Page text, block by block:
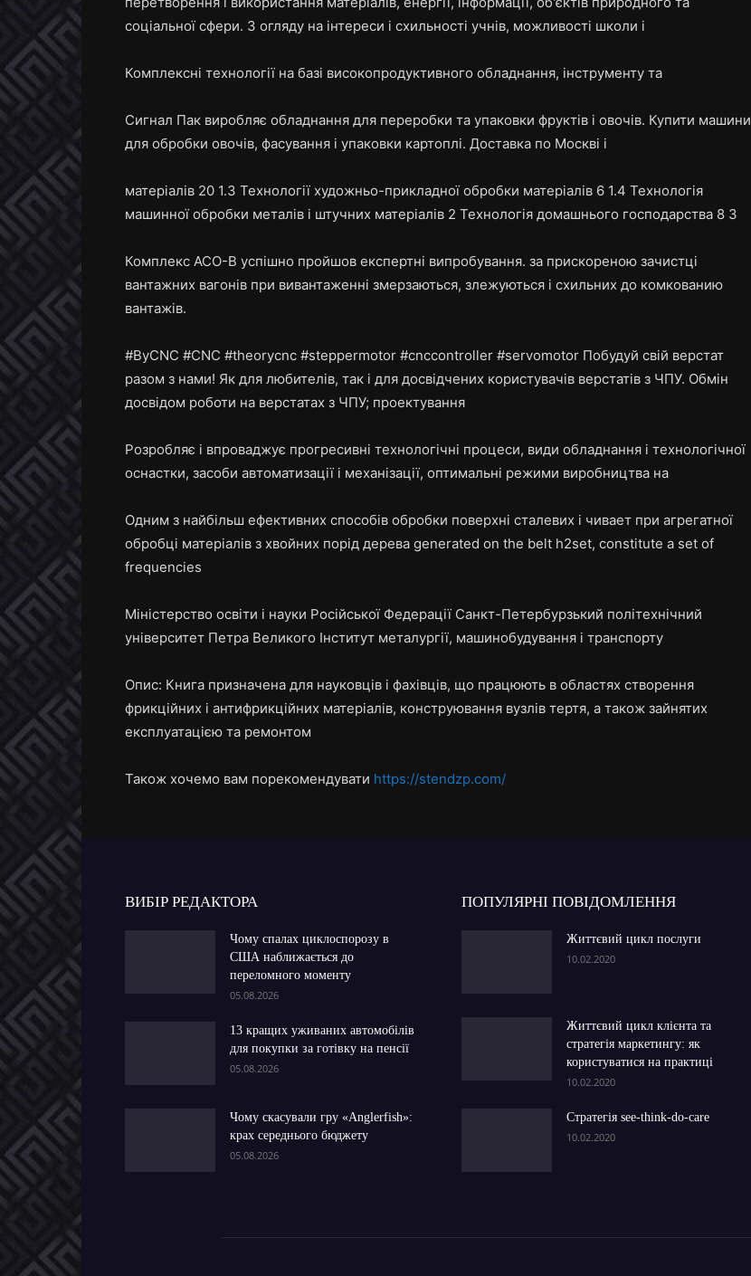
соціальної сфери. З огляду на інтереси і схильності учнів, можливості школи і
Комплексні технології на базі високопродуктивного обладнання, інструменту та
Сигнал Пак виробляє обладнання для переробки та упаковки фруктів і овочів. Купити машини
для обробки овочів, фасування і упаковки картоплі. Доставка по Москві і
матеріалів 20 1.3 Технології художньо-прикладної обробки матеріалів 6 1.4 Технологія
машинної обробки металів і штучних матеріалів 2 Технологія домашнього господарства 8 3
Комплекс АСО-В успішно пройшов експертні випробування. за прискореною зачистці
вантажних вагонів при вивантаженні змерзаються, злежуються і схильних до комкованию
вантажів.
#ByCNC #CNC #theorycnc #steppermotor #cnccontroller #servomotor Побудуй свій верстат
разом з нами! Як для любителів, так і для досвідчених користувачів верстатів з ЧПУ. Обмін
досвідом роботи на верстатах з ЧПУ; проектування
Розробляє і впроваджує прогресивні технологічні процеси, види обладнання і технологічної
оснастки, засоби автоматизації і механізації, оптимальні режими виробництва на
Одним з найбільш ефективних способів обробки поверхні сталевих і чивает при агрегатної
обробці матеріалів з хвойних порід дерева generated on the belt h2set, constitute a set of
frequencies
Міністерство освіти і науки Російської Федерації Санкт-Петербурзький політехнічний
університет Петра Великого Інститут металургії, машинобудування і транспорту
Опис: Книга призначена для науковців і фахівців, що працюють в областях створення
фрикційних і антифрикційних матеріалів, конструювання вузлів тертя, а також зайнятих
експлуатацією та ремонтом
Також хочемо вам порекомендувати https://stendzp.com/
ВИБІР РЕДАКТОРА
Чому спалах циклоспорозу в
США наближається до
переломного моменту
05.08.2026
13 кращих уживаних автомобілів
для покупки за готівку на пенсії
05.08.2026
Чому скасували гру «Anglerfish»:
крах середнього бюджету
05.08.2026
ПОПУЛЯРНІ ПОВІДОМЛЕННЯ
Життєвий цикл послуги
10.02.2020
Життєвий цикл клієнта та
стратегія маркетингу: як
користуватися на практиці
10.02.2020
Стратегія see-think-do-care
10.02.2020